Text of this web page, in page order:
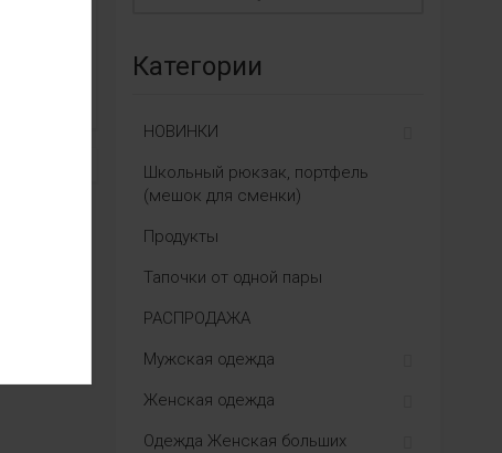
Категории
НОВИНКИ
Школьный рюкзак, портфель
(мешок для сменки)
Продукты
Тапочки от одной пары
РАСПРОДАЖА
Мужская одежда
Женская одежда
Одежда Женская больших